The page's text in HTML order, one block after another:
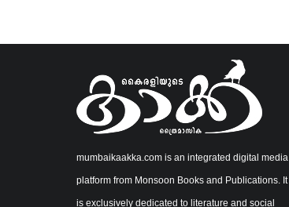
mumbaikaakka.com is an integrated digital media
platform from Monsoon Books and Publications. It
is exclusively dedicated to literature and social